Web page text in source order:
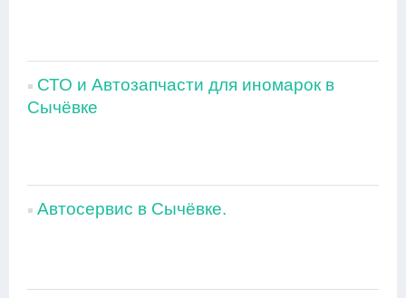
СТО и Автозапчасти для иномарок в
Сычёвке
Автосервис в Сычёвке.